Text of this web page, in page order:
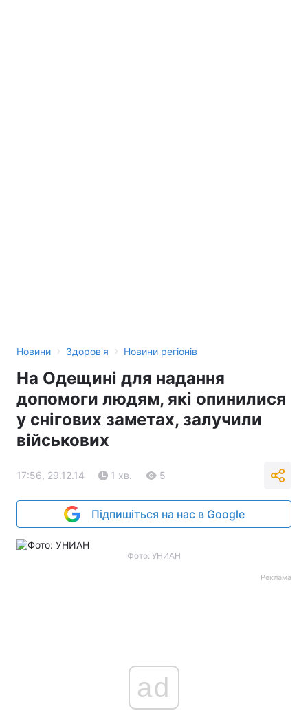
Новини › Здоров'я › Новини регіонів
На Одещині для надання
допомоги людям, які опинилися
у снігових заметах, залучили
військових
17:56, 29.12.14 1 хв. 5
Підпишіться на нас в Google
Фото: УНИАН
Реклама
ad